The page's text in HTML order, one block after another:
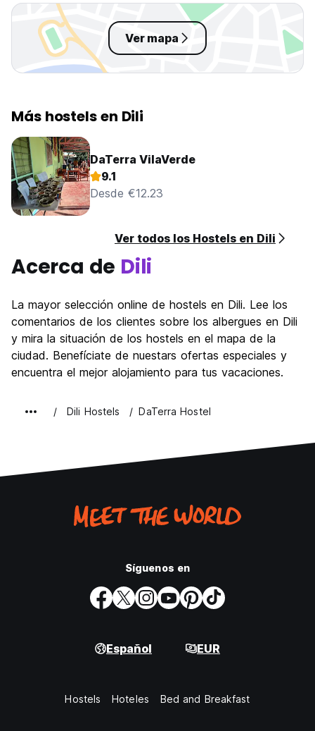
Ver mapa
Más hostels en Dili
DaTerra VilaVerde
9.1
Desde €12.23
Ver todos los Hostels en Dili
Acerca de Dili
La mayor selección online de hostels en Dili. Lee los
comentarios de los clientes sobre los albergues en Dili
y mira la situación de los hostels en el mapa de la
ciudad. Benefíciate de nuestars ofertas especiales y
encuentra el mejor alojamiento para tus vacaciones.
Dili Hostels DaTerra Hostel
Síguenos en
Español EUR
Hostels Hoteles Bed and Breakfast